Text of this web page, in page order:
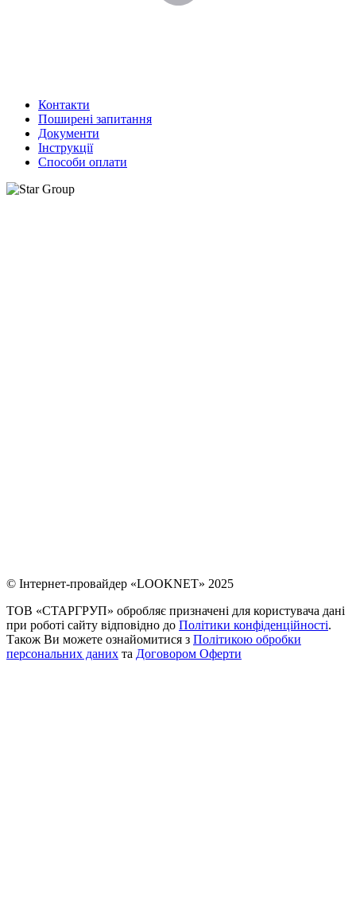
Контакти
Поширені запитання
Документи
Інструкції
Способи оплати
© Інтернет-провайдер «LOOKNET» 2025
ТОВ «СТАРГРУП» обробляє призначені для користувача дані
при роботі сайту відповідно до Політики конфіденційності.
Також Ви можете ознайомитися з Політикою обробки
персональних даних та Договором Оферти